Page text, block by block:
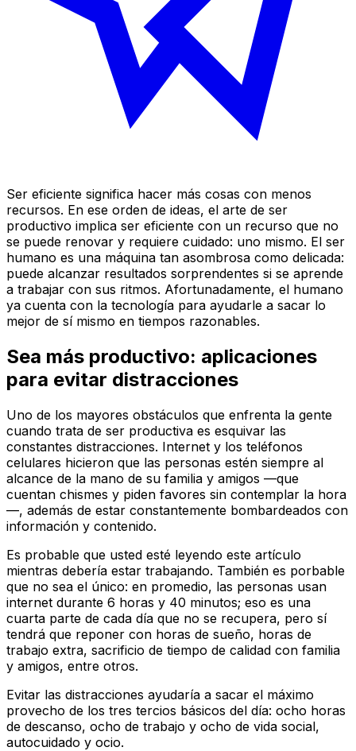
Ser eficiente significa hacer más cosas con menos
recursos. En ese orden de ideas, el arte de ser
productivo implica ser eficiente con un recurso que no
se puede renovar y requiere cuidado: uno mismo. El ser
humano es una máquina tan asombrosa como delicada:
puede alcanzar resultados sorprendentes si se aprende
a trabajar con sus ritmos. Afortunadamente, el humano
ya cuenta con la tecnología para ayudarle a sacar lo
mejor de sí mismo en tiempos razonables.
Sea más productivo: aplicaciones
para evitar distracciones
Uno de los mayores obstáculos que enfrenta la gente
cuando trata de ser productiva es esquivar las
constantes distracciones. Internet y los teléfonos
celulares hicieron que las personas estén siempre al
alcance de la mano de su familia y amigos —que
cuentan chismes y piden favores sin contemplar la hora
—, además de estar constantemente bombardeados con
información y contenido.
Es probable que usted esté leyendo este artículo
mientras debería estar trabajando. También es porbable
que no sea el único: en promedio, las personas usan
internet durante 6 horas y 40 minutos; eso es una
cuarta parte de cada día que no se recupera, pero sí
tendrá que reponer con horas de sueño, horas de
trabajo extra, sacrificio de tiempo de calidad con familia
y amigos, entre otros.
Evitar las distracciones ayudaría a sacar el máximo
provecho de los tres tercios básicos del día: ocho horas
de descanso, ocho de trabajo y ocho de vida social,
autocuidado y ocio.